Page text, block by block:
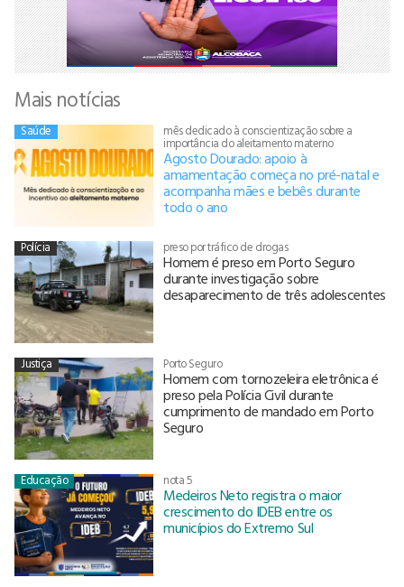
Mais notícias
Saúde mês dedicado à conscientização sobre a
importância do aleitamento materno
Agosto Dourado: apoio à
amamentação começa no pré-natal e
acompanha mães e bebês durante
todo o ano
Polícia preso por tráfico de drogas
Homem é preso em Porto Seguro
durante investigação sobre
desaparecimento de três adolescentes
Justiça Porto Seguro
Homem com tornozeleira eletrônica é
preso pela Polícia Civil durante
cumprimento de mandado em Porto
Seguro
Educação nota 5
Medeiros Neto registra o maior
crescimento do IDEB entre os
municípios do Extremo Sul